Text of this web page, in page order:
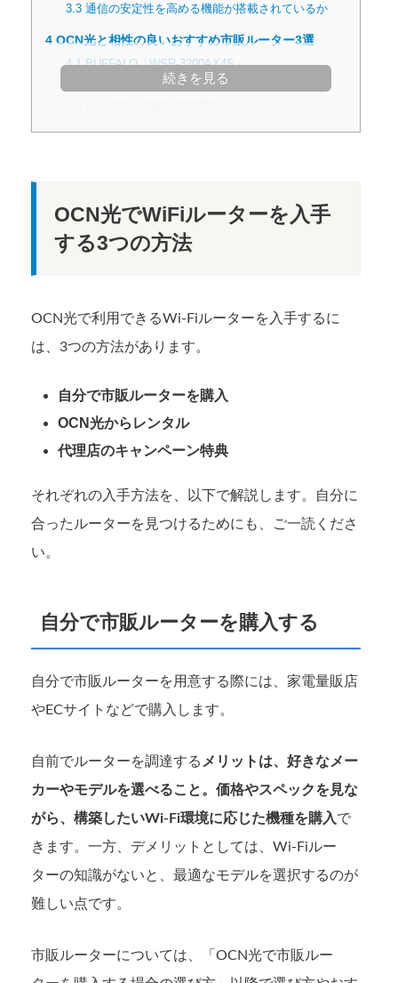
3.3通信の安定性を高める機能が搭載されているか
4 OCN光と相性の良いおすすめ市販ルーター3選
4.1BUFFALO「​​WSR-3200AX4S」
NEC「Aterm WX4200D5」
続きを見る
OCN光でWiFiルーターを入手
する3つの方法
OCN光で利用できるWi-Fiルーターを入手するに
は、3つの方法があります。
自分で市販ルーターを購入
OCN光からレンタル
代理店のキャンペーン特典
それぞれの入手方法を、以下で解説します。自分に
合ったルーターを見つけるためにも、ご一読くださ
い。
自分で市販ルーターを購入する
自分で市販ルーターを用意する際には、家電量販店
やECサイトなどで購入します。
自前でルーターを調達する メリットは、好きなメー
カーやモデルを選べること。価格やスペックを見な
がら、構築したいWi-Fi環境に応じた機種を購入で
きます。一方、デメリットとしては、Wi-Fiルー
ターの知識がないと、最適なモデルを選択するのが
難しい点です。
市販ルーターについては、「OCN光で市販ルー